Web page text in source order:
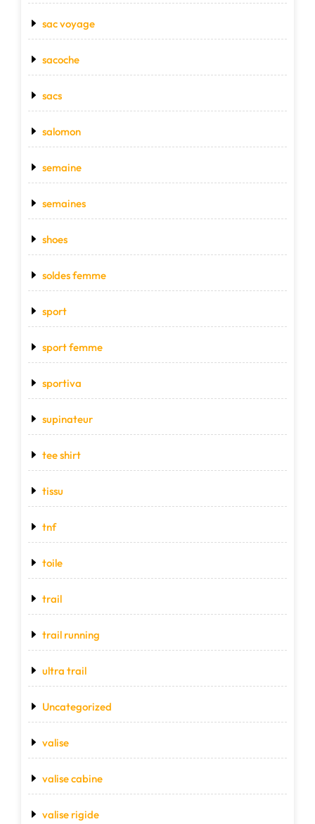
sac voyage
sacoche
sacs
salomon
semaine
semaines
shoes
soldes femme
sport
sport femme
sportiva
supinateur
tee shirt
tissu
tnf
toile
trail
trail running
ultra trail
Uncategorized
valise
valise cabine
valise rigide